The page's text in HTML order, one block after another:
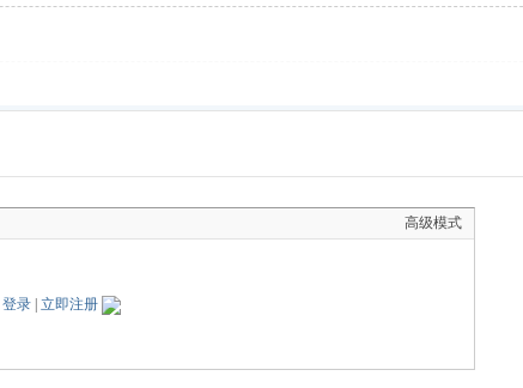
高级模式
登录| 立即注册